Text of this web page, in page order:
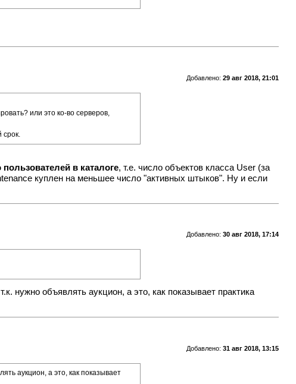
Добавлено: 29 авг 2018, 21:01
или это ко-во серверов,
срок.
пользователей в каталоге, т.е. число объектов класса User (за
куплен на меньшее число "активных штыков". Ну и если
Добавлено: 30 авг 2018, 17:14
нужно объявлять аукцион, а это, как показывает практика
Добавлено: 31 авг 2018, 13:15
аукцион, а это, как показывает